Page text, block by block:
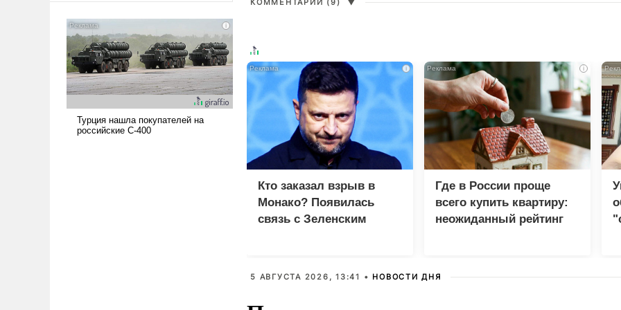
Сложившаяся ситуация
означает многолетний период
уязвимости США, например,
перед Китаем.
КОММЕНТАРИИ (9) ▼
i
Кто заказал взрыв в
Монако? Появилась
связь с Зеленским
i
Где в России проще
всего купить квартиру:
неожиданный рейтинг
5 АВГУСТА 2026, 13:41 • НОВОСТИ ДНЯ